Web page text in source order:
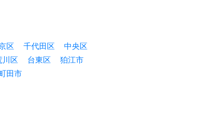
区 千代田区
中央区
川区 台東区
狛江市
田市